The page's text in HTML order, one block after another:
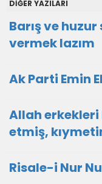
DİĞER YAZILARI
Barış ve
vermek lazım
Ak Parti Emin
Allah
etmiş,
Risale-i Nur